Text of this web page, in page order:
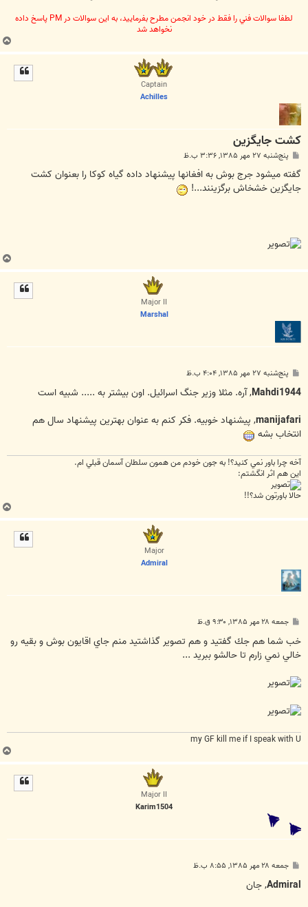
لطفا سوالات فني را فقط در خود انجمن مطرح بفرماييد، به اين سوالات در PM پاسخ داده
نخواهد شد
ب
ا
Captain
Achilles
کشت جايگزين
پ
ت
پنج‌شنبه ۲۷ مهر ۱۳۸۵, ۳:۳۶ ب.ظ
گفته میشود جرج بوش به افغانها پیشنهاد داده گیاه کوکا را بعنوان کشت
جایگزین خشخاش برگزینند...!
ب
ا
Major II
Marshal
پ
ت
پنج‌شنبه ۲۷ مهر ۱۳۸۵, ۴:۰۴ ب.ظ
Mahdi1944, آره. مثلا وزير جنگ اسرائيل. اون بيشتر به ..... شبيه است
manijafari, پيشنهاد خوبيه. فکر کنم به عنوان بهترين پيشنهاد سال هم
انتخاب بشه
آخه چرا باور نمي کنيد؟! به جون خودم من همون سلطان آسمان قبلي ام.
اين هم اثر انگشتم:
حالا باورتون شد؟!!
ب
ا
Major
Admiral
پ
ت
جمعه ۲۸ مهر ۱۳۸۵, ۹:۳۰ ق.ظ
خب شما هم جك گفتيد و هم تصوير گذاشتيد منم جاي اقايون بوش و بقيه رو
خالي نمي زارم تا حالشو ببريد ...
my GF kill me if I speak with U
ب
ا
Major II
Karim1504
پ
ت
جمعه ۲۸ مهر ۱۳۸۵, ۸:۵۵ ب.ظ
Admiral, جان